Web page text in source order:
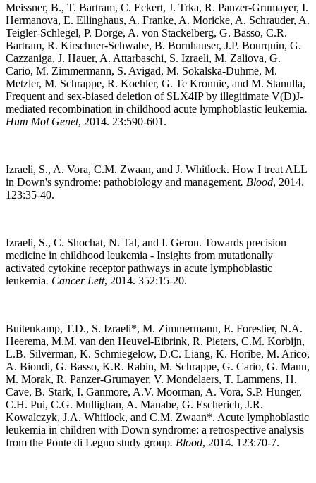
Meissner, B., T. Bartram, C. Eckert, J. Trka, R. Panzer-Grumayer, I.
Hermanova, E. Ellinghaus, A. Franke, A. Moricke, A. Schrauder, A.
Teigler-Schlegel, P. Dorge, A. von Stackelberg, G. Basso, C.R.
Bartram, R. Kirschner-Schwabe, B. Bornhauser, J.P. Bourquin, G.
Cazzaniga, J. Hauer, A. Attarbaschi, S. Izraeli, M. Zaliova, G.
Cario, M. Zimmermann, S. Avigad, M. Sokalska-Duhme, M.
Metzler, M. Schrappe, R. Koehler, G. Te Kronnie, and M. Stanulla,
Frequent and sex-biased deletion of SLX4IP by illegitimate V(D)J-
mediated recombination in childhood acute lymphoblastic leukemia.
Hum Mol Genet, 2014. 23:590-601.
Izraeli, S., A. Vora, C.M. Zwaan, and J. Whitlock. How I treat ALL
in Down's syndrome: pathobiology and management. Blood, 2014.
123:35-40.
Izraeli, S., C. Shochat, N. Tal, and I. Geron. Towards precision
medicine in childhood leukemia - Insights from mutationally
activated cytokine receptor pathways in acute lymphoblastic
leukemia. Cancer Lett, 2014. 352:15-20.
Buitenkamp, T.D., S. Izraeli*, M. Zimmermann, E. Forestier, N.A.
Heerema, M.M. van den Heuvel-Eibrink, R. Pieters, C.M. Korbijn,
L.B. Silverman, K. Schmiegelow, D.C. Liang, K. Horibe, M. Arico,
A. Biondi, G. Basso, K.R. Rabin, M. Schrappe, G. Cario, G. Mann,
M. Morak, R. Panzer-Grumayer, V. Mondelaers, T. Lammens, H.
Cave, B. Stark, I. Ganmore, A.V. Moorman, A. Vora, S.P. Hunger,
C.H. Pui, C.G. Mullighan, A. Manabe, G. Escherich, J.R.
Kowalczyk, J.A. Whitlock, and C.M. Zwaan*. Acute lymphoblastic
leukemia in children with Down syndrome: a retrospective analysis
from the Ponte di Legno study group. Blood, 2014. 123:70-7.